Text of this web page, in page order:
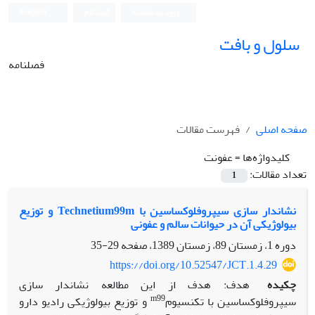
سلول و بافت
فصلنامه
صفحه اصلی
فهرست مقالات
کلیدواژه‌ها =عفونت
تعداد مقالات:
1
نشاندار سازی سیپروفلوکساسین با Technetium99m و توزیع
بیولوژیکی آن در حیوانات سالم و عفونی
دوره 1، زمستان 89، زمستان 1389، صفحه
29-35
https://doi.org/10.52547/JCT.1.4.29
چکیده
هدف: هدف از این مطالعه نشاندار سازی
سیپروفلوکساسین با تکنسیوم m99 و توزیع بیولوژیکی رادیو دارو